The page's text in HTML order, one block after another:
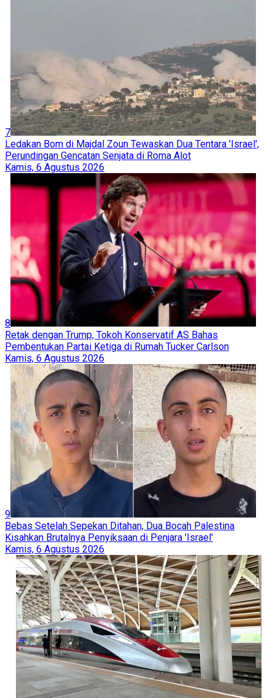
7
Ledakan Bom di Majdal Zoun Tewaskan Dua Tentara 'Israel',
Perundingan Gencatan Senjata di Roma Alot
Kamis, 6 Agustus 2026
8
Retak dengan Trump, Tokoh Konservatif AS Bahas
Pembentukan Partai Ketiga di Rumah Tucker Carlson
Kamis, 6 Agustus 2026
9
Bebas Setelah Sepekan Ditahan, Dua Bocah Palestina
Kisahkan Brutalnya Penyiksaan di Penjara 'Israel'
Kamis, 6 Agustus 2026